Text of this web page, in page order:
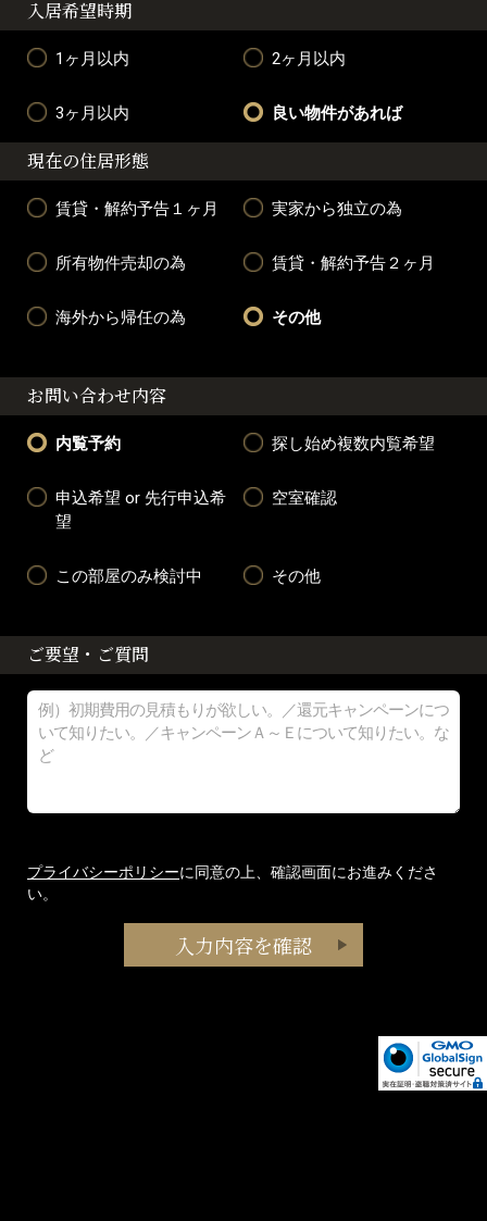
入居希望時期
1ヶ月以内 2ヶ月以内
3ヶ月以内 良い物件があれば
現在の住居形態
賃貸・解約予告１ヶ月 実家から独立の為
所有物件売却の為 賃貸・解約予告２ヶ月
海外から帰任の為 その他
お問い合わせ内容
内覧予約 探し始め複数内覧希望
申込希望 or 先行申込希
望
空室確認
この部屋のみ検討中 その他
ご要望・ご質問
プライバシーポリシーに同意の上、確認画面にお進みくださ
い。